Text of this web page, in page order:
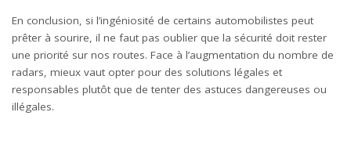
En conclusion, si l’ingéniosité de certains automobilistes peut
prêter à sourire, il ne faut pas oublier que la sécurité doit rester
une priorité sur nos routes. Face à l’augmentation du nombre de
radars, mieux vaut opter pour des solutions légales et
responsables plutôt que de tenter des astuces dangereuses ou
illégales.